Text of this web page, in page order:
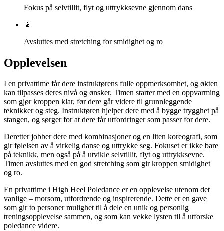
Fokus på selvtillit, flyt og uttrykksevne gjennom dans
🧘
Avsluttes med stretching for smidighet og ro
Opplevelsen
I en privattime får dere instruktørens fulle oppmerksomhet, og økten
kan tilpasses deres nivå og ønsker. Timen starter med en oppvarming
som gjør kroppen klar, før dere går videre til grunnleggende
teknikker og steg. Instruktøren hjelper dere med å bygge trygghet på
stangen, og sørger for at dere får utfordringer som passer for dere.
Deretter jobber dere med kombinasjoner og en liten koreografi, som
gir følelsen av å virkelig danse og uttrykke seg. Fokuset er ikke bare
på teknikk, men også på å utvikle selvtillit, flyt og uttrykksevne.
Timen avsluttes med en god stretching som gir kroppen smidighet
og ro.
En privattime i High Heel Poledance er en opplevelse utenom det
vanlige – morsom, utfordrende og inspirerende. Dette er en gave
som gir to personer mulighet til å dele en unik og personlig
treningsopplevelse sammen, og som kan vekke lysten til å utforske
poledance videre.